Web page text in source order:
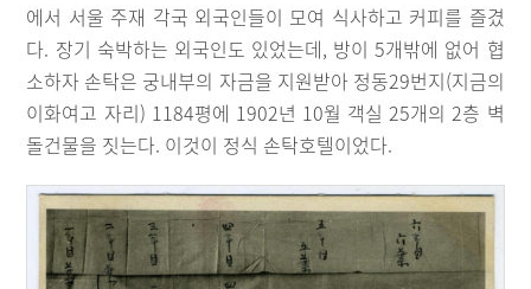
에서 서울 주재 각국 외국인들이 모여 식사하고 커피를 즐겼
다. 장기 숙박하는 외국인도 있었는데, 방이 5개밖에 없어 협
소하자 손탁은 궁내부의 자금을 지원받아 정동29번지(지금의
이화여고 자리) 1184평에 1902년 10월 객실 25개의 2층 벽
돌건물을 짓는다. 이것이 정식 손탁호텔이었다.